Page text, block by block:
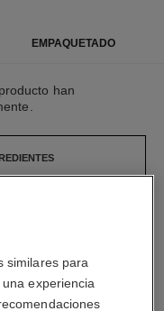
EMPAQUETADO
han
han
DEL ENVASE
similares para
experiencia